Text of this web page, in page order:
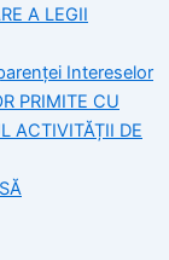
A LEGII
Intereselor
PRIMITE CU
ACTIVITĂȚII DE